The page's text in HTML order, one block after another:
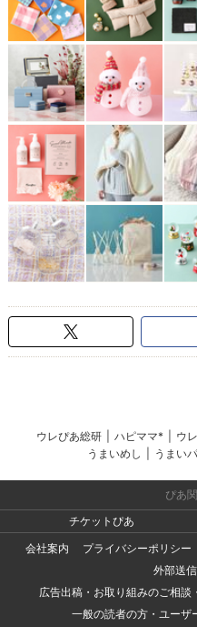
ウレぴあ総研 ハピママ* ウ
うまいめし
うまい
ぴあ
チケットぴあ
会社案内
プライバシーポリシー
外部送
広告出稿・お取り組みのご相
一般の読者の方・ユーザ